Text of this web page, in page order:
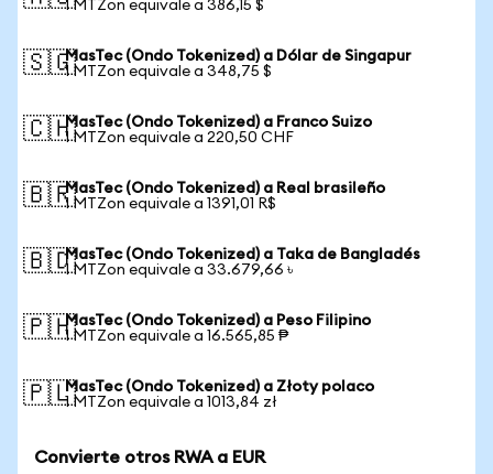
1 MTZon equivale a 386,15 $
🇸🇬MasTec (Ondo Tokenized) a Dólar de Singapur
1 MTZon equivale a 348,75 $
🇨🇭MasTec (Ondo Tokenized) a Franco Suizo
1 MTZon equivale a 220,50 CHF
🇧🇷MasTec (Ondo Tokenized) a Real brasileño
1 MTZon equivale a 1391,01 R$
🇧🇩MasTec (Ondo Tokenized) a Taka de Bangladés
1 MTZon equivale a 33.679,66 ৳
🇵🇭MasTec (Ondo Tokenized) a Peso Filipino
1 MTZon equivale a 16.565,85 ₱
🇵🇱MasTec (Ondo Tokenized) a Złoty polaco
1 MTZon equivale a 1013,84 zł
Convierte otros RWA a EUR